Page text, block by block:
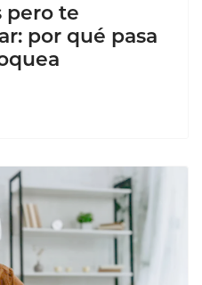
pero te
por qué pasa